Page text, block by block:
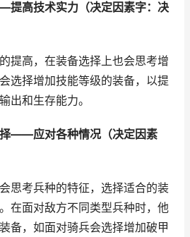
高技术实力（决定因素字：决
提高，在装备选择上也会思考增
选择增加技能等级的装备，以提
出和生存能力。
——应对各种情况（决定因素
思考兵种的特征，选择适合的装
在面对敌方不同类型兵种时，他
备，如面对骑兵会选择增加破甲